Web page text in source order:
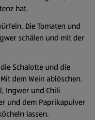
hat.
Die Tomaten und
schälen und mit der
Schalotte und die
dem Wein ablöschen.
Ingwer und Chili
und dem Paprikapulver
lassen.